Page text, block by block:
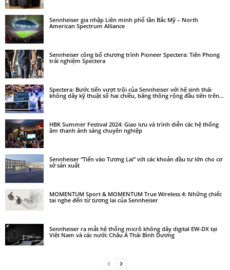
Sennheiser gia nhập Liên minh phổ tần Bắc Mỹ – North
American Spectrum Alliance
Sennheiser công bố chương trình Pioneer Spectera: Tiên Phong
trải nghiệm Spectera
Spectera: Bước tiến vượt trội của Sennheiser với hệ sinh thái
không dây kỹ thuật số hai chiều, băng thông rộng đầu tiên trên...
HBK Summer Festival 2024: Giao lưu và trình diễn các hệ thống
âm thanh ánh sáng chuyên nghiệp
Sennheiser “Tiến vào Tương Lai” với các khoản đầu tư lớn cho cơ
sở sản xuất
MOMENTUM Sport & MOMENTUM True Wireless 4: Những chiếc
tai nghe đến từ tương lai của Sennheiser
Sennheiser ra mắt hệ thống micrô không dây digital EW-DX tại
Việt Nam và các nước Châu Á Thái Bình Dương